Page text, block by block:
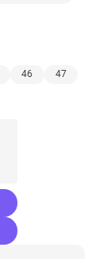
46
47